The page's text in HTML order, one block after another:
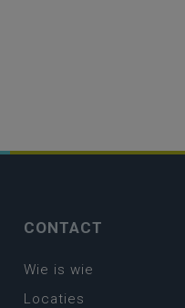
CONTACT
Wie is wie
Locaties